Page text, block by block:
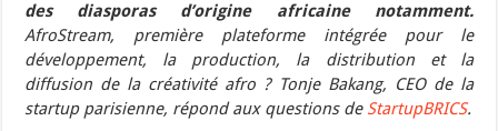
des diasporas d’origine africaine notamment.
AfroStream, première plateforme intégrée pour le
développement, la production, la distribution et la
diffusion de la créativité afro ? Tonje Bakang, CEO de la
startup parisienne, répond aux questions de StartupBRICS.